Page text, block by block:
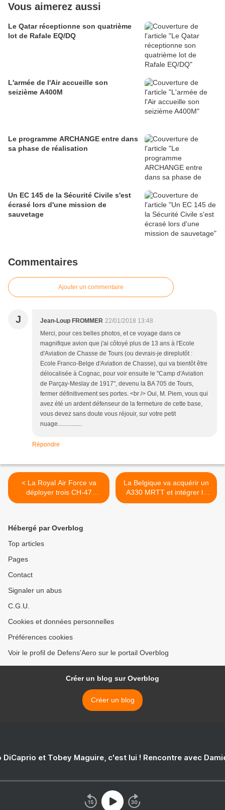
Vous aimerez aussi
Le Qatar réceptionne son quatrième
lot de Rafale EQ/DQ
L'armée de l'Air accueille son
seizième A400M
Le programme ARCHANGE entre dans
sa phase de réalisation
Un EC 145 de la Sécurité Civile s'est
écrasé lors d'une mission de
sauvetage
Commentaires
Ajouter un commentaire
J Jean-Loup FROMMER 22/01/2018 13:48
Merci, pour ces belles photos, et ce voyage dans ce
magnifique avion que j'ai côtoyé plus de 13 ans à l'Ecole
d'Aviation de Chasse de Tours (ou devrais-je direplutôt :
Ecole Franco-Belge d'Aviation de Chasse), qui va bientôt être
délocalisée à Cognac, pour voir ensuite le "Camp d'Aviation
de Parçay-Meslay de 1917", devenu la BA 705 de Tours,
fermer définitivement ses portes. <br /> Oui, M. Piem, vous qui
avez été un ardent défenseur de la fermeture de cette base,
vous devez sans doute vous réjouir, sur votre petit
nuage................
Répondre
< La Royal Air Force va
déployer trois CH-47
Chinook au Sahel en
La Belgique va acquérir un
A330 MRTT et intégrer la
flotte multinationale de
Hébergé par Overblog
Top articles
Pages
Contact
Signaler un abus
C.G.U.
Cookies et données personnelles
Préférences cookies
Voir le profil de Defens'Aero sur le portail Overblog
Créer un blog sur Overblog
Créer un blog
DiCaprio et Tobey Maguire, c'est lui ! Rencontre avec